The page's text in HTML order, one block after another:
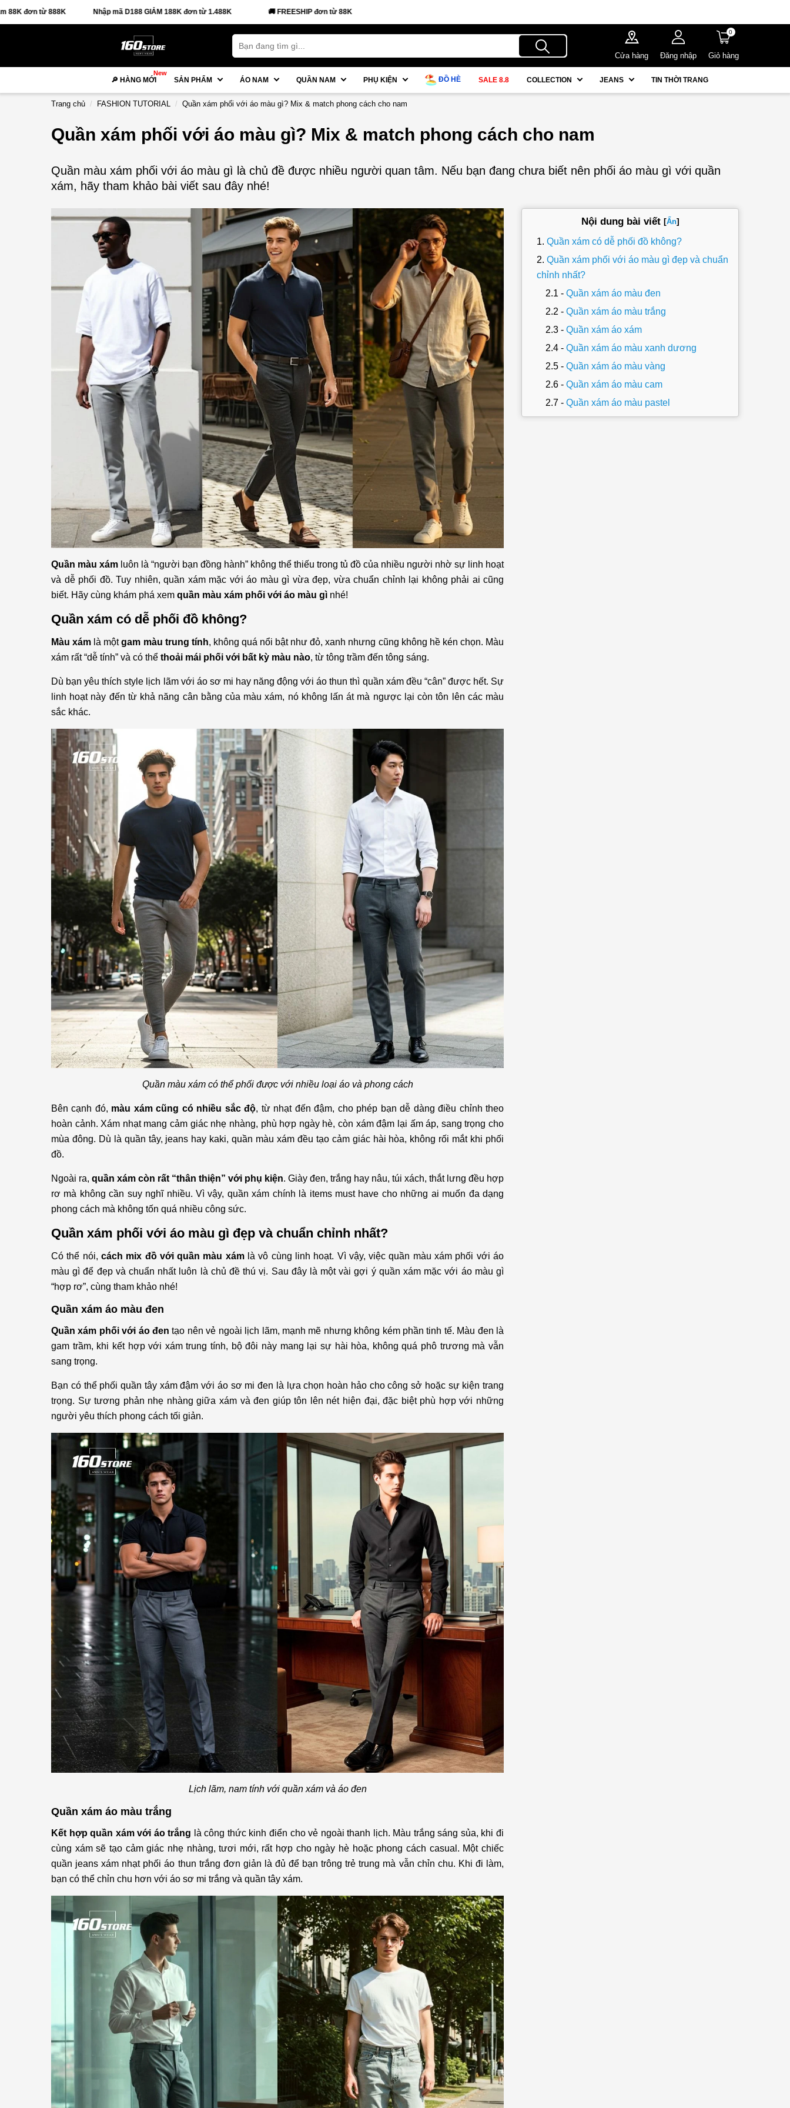
Nhập mã D188 GIẢM 188K đơn từ 1.488K 🚚 FREESHIP đơn từ 88K
Cửa hàng Đăng nhập
0
Giỏ hàng
🔎 HÀNG MỚI
New
SẢN PHẨM ÁO NAM QUẦN NAM PHỤ KIỆN ĐỒ HÈ SALE 8.8 COLLECTION JEANS TIN THỜI TRANG
Trang chủ FASHION TUTORIAL Quần xám phối với áo màu gì? Mix & match phong cách cho nam
Quần xám phối với áo màu gì? Mix & match phong cách cho nam
Quần màu xám phối với áo màu gì là chủ đề được nhiều người quan tâm. Nếu bạn đang chưa biết nên phối áo màu gì với quần
xám, hãy tham khảo bài viết sau đây nhé!
Quần màu xám luôn là “người bạn đồng hành” không thể thiếu trong tủ đồ của nhiều người nhờ sự linh hoạt
và dễ phối đồ. Tuy nhiên, quần xám mặc với áo màu gì vừa đẹp, vừa chuẩn chỉnh lại không phải ai cũng
biết. Hãy cùng khám phá xem quần màu xám phối với áo màu gì nhé!
Quần xám có dễ phối đồ không?
Màu xám là mộtgam màu trung tính, không quá nổi bật như đỏ, xanh nhưng cũng không hề kén chọn. Màu
xám rất “dễ tính” và có thể thoải mái phối với bất kỳ màu nào, từ tông trầm đến tông sáng.
Dù bạn yêu thích style lịch lãm với áo sơ mi hay năng động với áo thun thì quần xám đều “cân” được hết. Sự
linh hoạt này đến từ khả năng cân bằng của màu xám, nó không lấn át mà ngược lại còn tôn lên các màu
sắc khác.
Quần màu xám có thể phối được với nhiều loại áo và phong cách
Bên cạnh đó, màu xám cũng có nhiều sắc độ, từ nhạt đến đậm, cho phép bạn dễ dàng điều chỉnh theo
hoàn cảnh. Xám nhạt mang cảm giác nhẹ nhàng, phù hợp ngày hè, còn xám đậm lại ấm áp, sang trọng cho
mùa đông. Dù là quần tây, jeans hay kaki, quần màu xám đều tạo cảm giác hài hòa, không rối mắt khi phối
đồ.
Ngoài ra, quần xám còn rất “thân thiện” với phụ kiện. Giày đen, trắng hay nâu, túi xách, thắt lưng đều hợp
rơ mà không cần suy nghĩ nhiều. Vì vậy, quần xám chính là items must have cho những ai muốn đa dạng
phong cách mà không tốn quá nhiều công sức.
Quần xám phối với áo màu gì đẹp và chuẩn chỉnh nhất?
Có thể nói, cách mix đồ với quần màu xámlà vô cùng linh hoạt. Vì vậy, việc quần màu xám phối với áo
màu gì để đẹp và chuẩn nhất luôn là chủ đề thú vị. Sau đây là một vài gợi ý quần xám mặc với áo màu gì
“hợp rơ”, cùng tham khảo nhé!
Quần xám áo màu đen
Quần xám phối với áo đen tạo nên vẻ ngoài lịch lãm, mạnh mẽ nhưng không kém phần tinh tế. Màu đen là
gam trầm, khi kết hợp với xám trung tính, bộ đôi này mang lại sự hài hòa, không quá phô trương mà vẫn
sang trọng.
Bạn có thể phối quần tây xám đậm với áo sơ mi đen là lựa chọn hoàn hảo cho công sở hoặc sự kiện trang
trọng. Sự tương phản nhẹ nhàng giữa xám và đen giúp tôn lên nét hiện đại, đặc biệt phù hợp với những
người yêu thích phong cách tối giản.
Lịch lãm, nam tính với quần xám và áo đen
Quần xám áo màu trắng
Kết hợp quần xám với áo trắng là công thức kinh điển cho vẻ ngoài thanh lịch. Màu trắng sáng sủa, khi đi
cùng xám sẽ tạo cảm giác nhẹ nhàng, tươi mới, rất hợp cho ngày hè hoặc phong cách casual. Một chiếc
quần jeans xám nhạt phối áo thun trắng đơn giản là đủ để bạn trông trẻ trung mà vẫn chỉn chu. Khi đi làm,
bạn có thể chỉn chu hơn với áo sơ mi trắng và quần tây xám.
Nội dung bài viết [Ẩn]
Quần xám có dễ phối đồ không?
Quần xám phối với áo màu gì đẹp và chuẩn
chỉnh nhất?
Quần xám áo màu đen
Quần xám áo màu trắng
Quần xám áo xám
Quần xám áo màu xanh dương
Quần xám áo màu vàng
Quần xám áo màu cam
Quần xám áo màu pastel